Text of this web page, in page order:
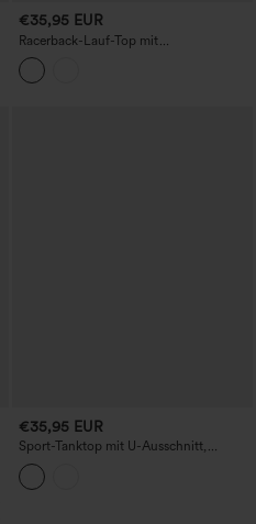
€35,95 EUR
Racerback-Lauf-Top mit
Kordelzugsaum, integriertem BH, Cool-
Touch, schnelltrocknend, UPF50+
€35,95 EUR
Sport-Tanktop mit U-Ausschnitt,
integriertem BH und Racerback